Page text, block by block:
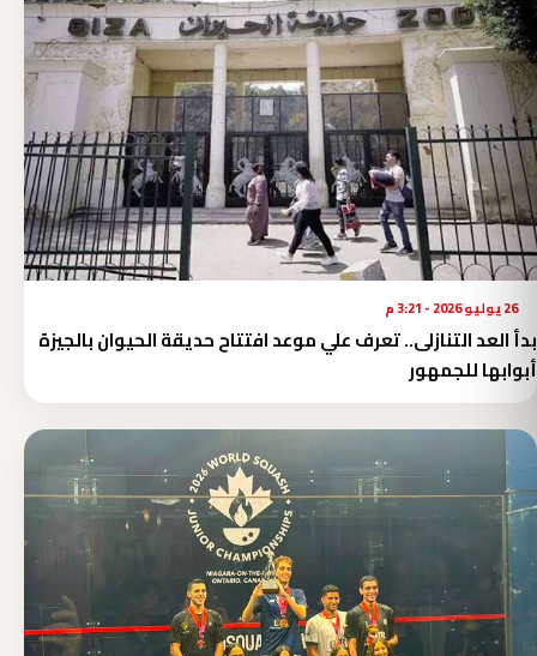
26 يوليو 2026 - 3:21 م
بدأ العد التنازلى.. تعرف علي موعد افتتاح حديقة الحيوان بالجيزة
أبوابها للجمهور